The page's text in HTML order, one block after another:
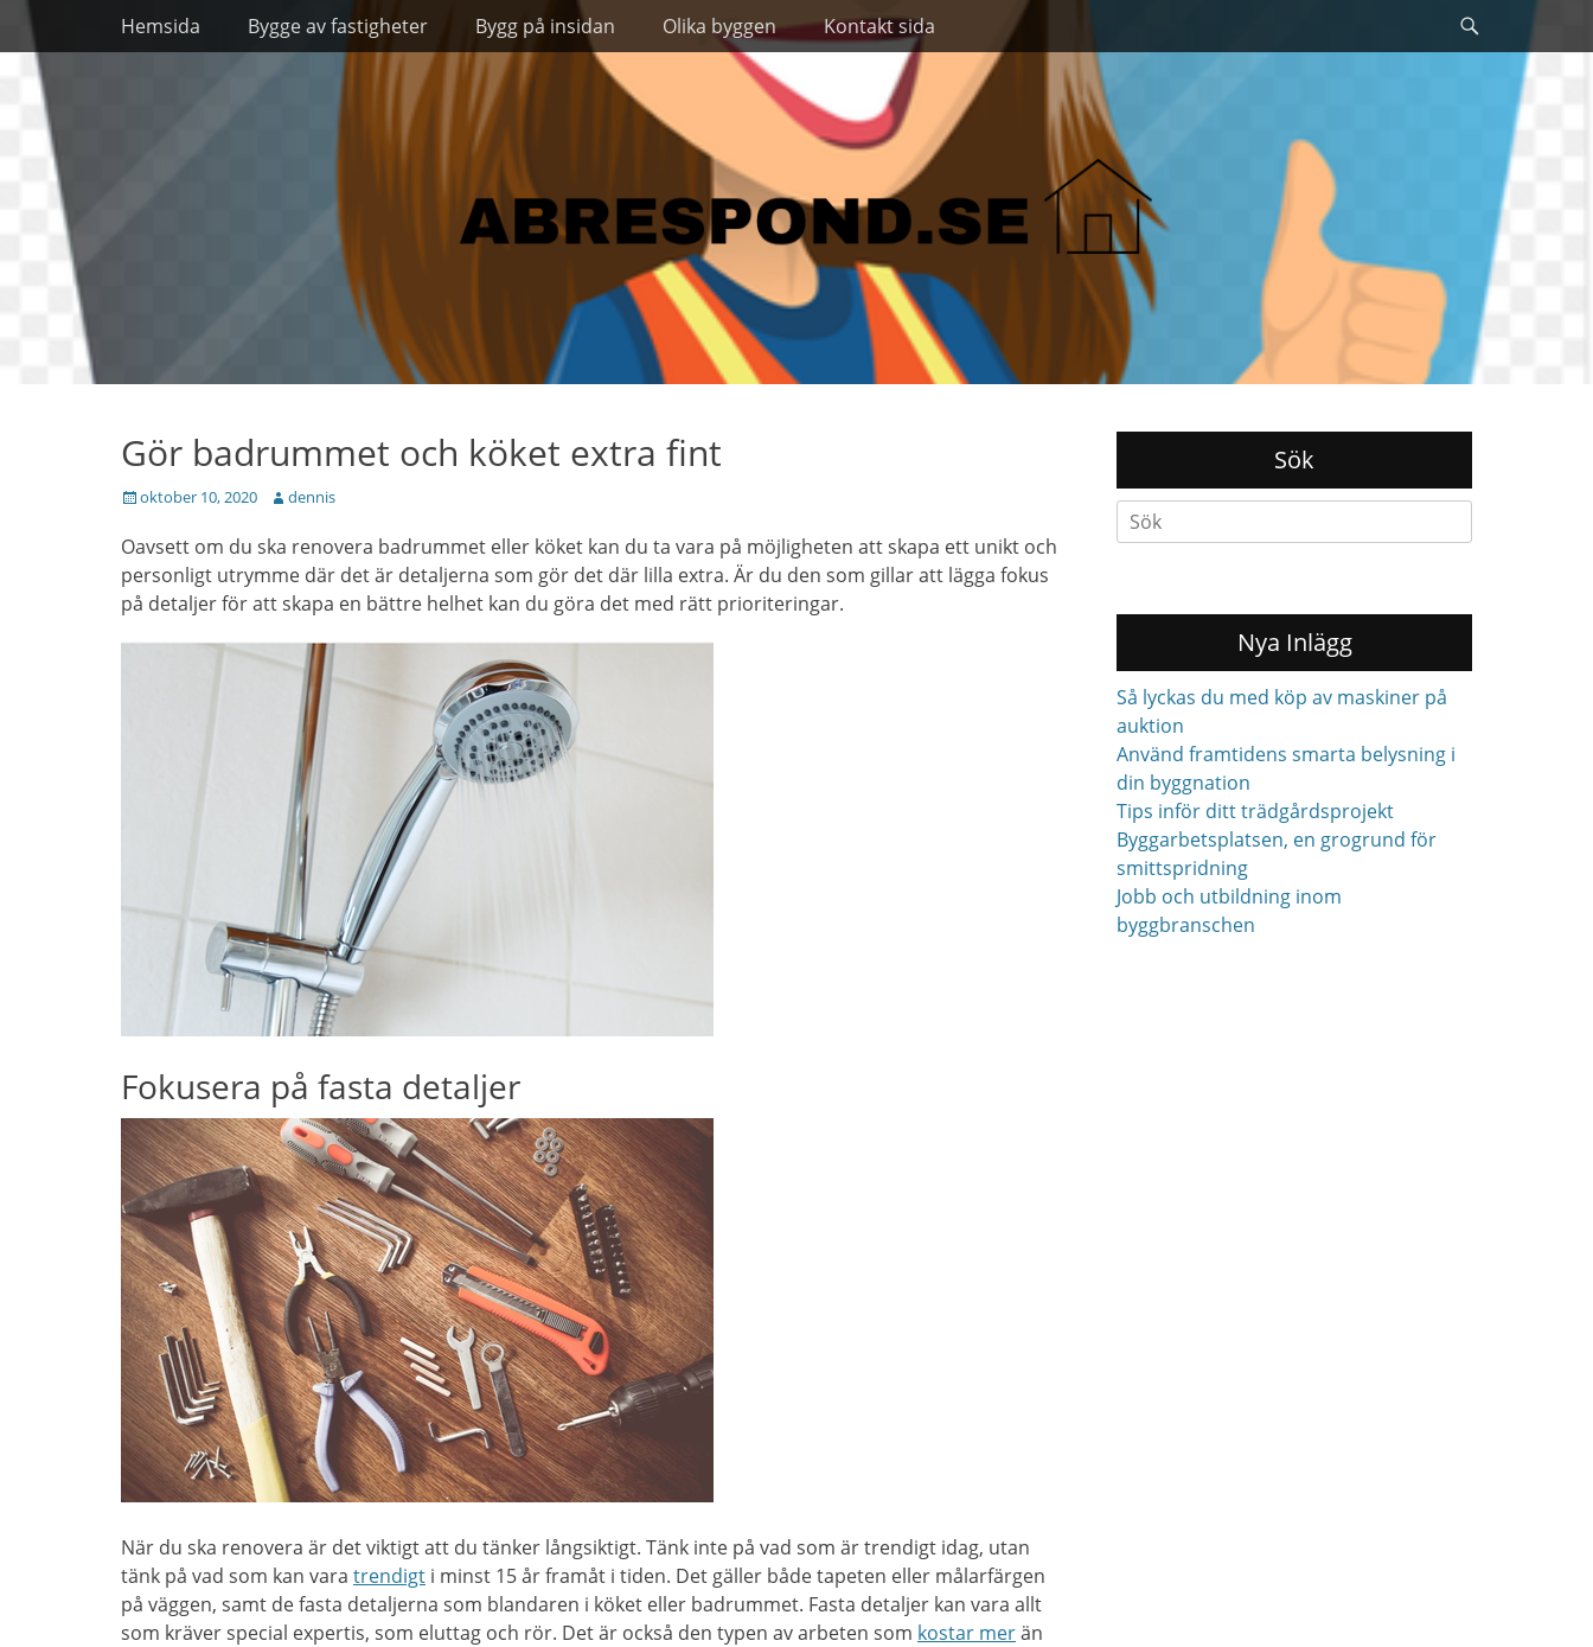
Skip
Primary Menu
Hemsida Bygge av fastigheter Bygg på insidan Olika byggen Kontakt sida
Gör badrummet och köket extra fint
Posted
oktober 10, 2020 Author
dennis
Oavsett om du ska renovera badrummet eller köket kan du ta vara på möjligheten att skapa ett unikt och
personligt utrymme där det är detaljerna som gör det där lilla extra. Är du den som gillar att lägga fokus
på detaljer för att skapa en bättre helhet kan du göra det med rätt prioriteringar.
Fokusera på fasta detaljer
När du ska renovera är det viktigt att du tänker långsiktigt. Tänk inte på vad som är trendigt idag, utan
tänk på vad som kan vara trendigt i minst 15 år framåt i tiden. Det gäller både tapeten eller målarfärgen
på väggen, samt de fasta detaljerna som blandaren i köket eller badrummet. Fasta detaljer kan vara allt
som kräver special expertis, som eluttag och rör. Det är också den typen av arbeten som kostar merän
Sök
Search
for:
Nya Inlägg
Så lyckas du med köp av maskiner på
auktion
Använd framtidens smarta belysning i
din byggnation
Tips inför ditt trädgårdsprojekt
Byggarbetsplatsen, en grogrund för
smittspridning
Jobb och utbildning inom
byggbranschen